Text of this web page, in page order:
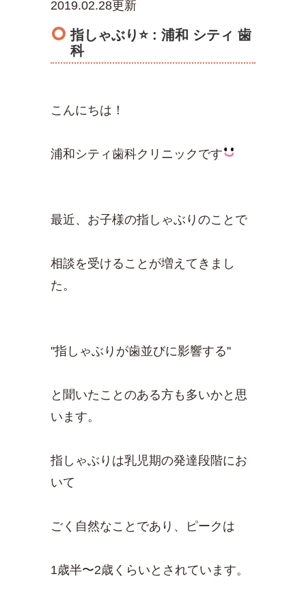
2019.02.28更新
指しゃぶり⭐️ : 浦和 シティ 歯
科
こんにちは！
浦和シティ歯科クリニックです
最近、お子様の指しゃぶりのことで
相談を受けることが増えてきまし
た。
''指しゃぶりが歯並びに影響する''
と聞いたことのある方も多いかと思
います。
指しゃぶりは乳児期の発達段階にお
いて
ごく自然なことであり、ピークは
1歳半〜2歳くらいとされています。